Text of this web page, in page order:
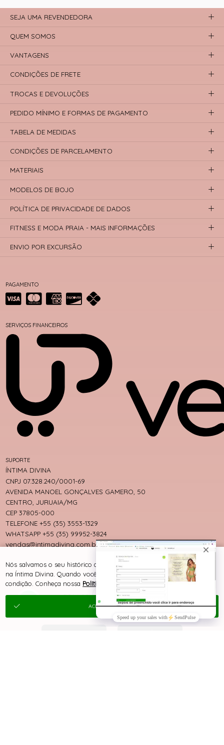
PAGAMENTO
SERVIÇOS FINANCEIROS
SUPORTE
ÍNTIMA DIVINA
CNPJ 07.328.240/0001-69
AVENIDA MANOEL GONÇALVES GAMERO, 50
CENTRO, JURUAIA/MG
CEP 37805-000
TELEFONE +55 (35) 3553-1329
WHATSAPP +55 (35) 99952-3824
vendas@intimadivina.com.br
SEJA UMA REVENDEDORA
QUEM SOMOS
VANTAGENS
CONDIÇÕES DE FRETE
TROCAS E DEVOLUÇÕES
PEDIDO MÍNIMO E FORMAS DE PAGAMENTO
TABELA DE MEDIDAS
CONDIÇÕES DE PARCELAMENTO
MATERIAIS
MODELOS DE BOJO
POLÍTICA DE PRIVACIDADE DE DADOS
FITNESS E MODA PRAIA - MAIS INFORMAÇÕES
ENVIO POR EXCURSÃO
Nós salvamos o seu histórico de uso pra oferecer a melhor experiência
na Íntima Divina. Quando você navega no nosso site, aceita esta
condição. Conheça nossa Política de Cookies e Privacidade.
ACEITAR E FECHAR